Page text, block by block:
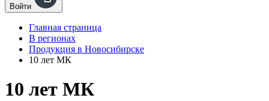
Войти
Главная страница
В регионах
Продукция в Новосибирске
10 лет МК
10 лет МК